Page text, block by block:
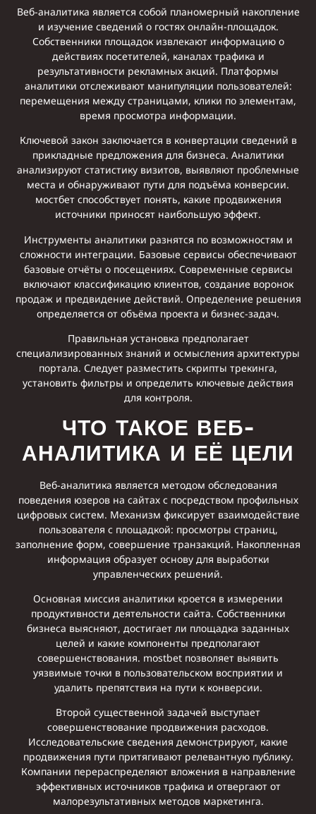
Веб-аналитика является собой планомерный накопление
и изучение сведений о гостях онлайн-площадок.
Собственники площадок извлекают информацию о
действиях посетителей, каналах трафика и
результативности рекламных акций. Платформы
аналитики отслеживают манипуляции пользователей:
перемещения между страницами, клики по элементам,
время просмотра информации.
Ключевой закон заключается в конвертации сведений в
прикладные предложения для бизнеса. Аналитики
анализируют статистику визитов, выявляют проблемные
места и обнаруживают пути для подъёма конверсии.
мостбет способствует понять, какие продвижения
источники приносят наибольшую эффект.
Инструменты аналитики разнятся по возможностям и
сложности интеграции. Базовые сервисы обеспечивают
базовые отчёты о посещениях. Современные сервисы
включают классификацию клиентов, создание воронок
продаж и предвидение действий. Определение решения
определяется от объёма проекта и бизнес-задач.
Правильная установка предполагает
специализированных знаний и осмысления архитектуры
портала. Следует разместить скрипты трекинга,
установить фильтры и определить ключевые действия
для контроля.
ЧТО ТАКОЕ ВЕБ-
АНАЛИТИКА И ЕЁ ЦЕЛИ
Веб-аналитика является методом обследования
поведения юзеров на сайтах с посредством профильных
цифровых систем. Механизм фиксирует взаимодействие
пользователя с площадкой: просмотры страниц,
заполнение форм, совершение транзакций. Накопленная
информация образует основу для выработки
управленческих решений.
Основная миссия аналитики кроется в измерении
продуктивности деятельности сайта. Собственники
бизнеса выясняют, достигает ли площадка заданных
целей и какие компоненты предполагают
совершенствования. mostbet позволяет выявить
уязвимые точки в пользовательском восприятии и
удалить препятствия на пути к конверсии.
Второй существенной задачей выступает
совершенствование продвижения расходов.
Исследовательские сведения демонстрируют, какие
продвижения пути притягивают релевантную публику.
Компании перераспределяют вложения в направление
эффективных источников трафика и отвергают от
малорезультативных методов маркетинга.